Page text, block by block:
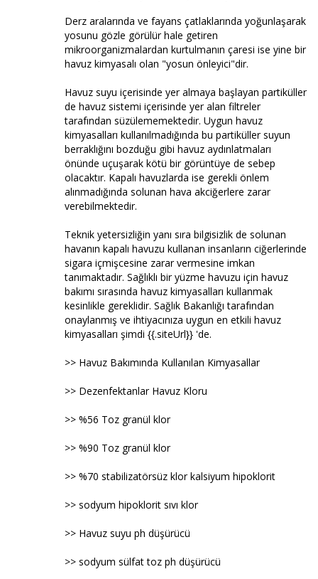
Derz aralarında ve fayans çatlaklarında yoğunlaşarak
yosunu gözle görülür hale getiren
mikroorganizmalardan kurtulmanın çaresi ise yine bir
havuz kimyasalı olan "yosun önleyici"dir.
Havuz suyu içerisinde yer almaya başlayan partiküller
de havuz sistemi içerisinde yer alan filtreler
tarafından süzülememektedir. Uygun havuz
kimyasalları kullanılmadığında bu partiküller suyun
berraklığını bozduğu gibi havuz aydınlatmaları
önünde uçuşarak kötü bir görüntüye de sebep
olacaktır. Kapalı havuzlarda ise gerekli önlem
alınmadığında solunan hava akciğerlere zarar
verebilmektedir.
Teknik yetersizliğin yanı sıra bilgisizlik de solunan
havanın kapalı havuzu kullanan insanların ciğerlerinde
sigara içmişcesine zarar vermesine imkan
tanımaktadır. Sağlıklı bir yüzme havuzu için havuz
bakımı sırasında havuz kimyasalları kullanmak
kesinlikle gereklidir. Sağlık Bakanlığı tarafından
onaylanmış ve ihtiyacınıza uygun en etkili havuz
kimyasalları şimdi {{.siteUrl}} 'de.
>> Havuz Bakımında Kullanılan Kimyasallar
>> Dezenfektanlar Havuz Kloru
>> %56 Toz granül klor
>> %90 Toz granül klor
>> %70 stabilizatörsüz klor kalsiyum hipoklorit
>> sodyum hipoklorit sıvı klor
>> Havuz suyu ph düşürücü
>> sodyum sülfat toz ph düşürücü